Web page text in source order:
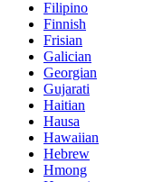
Filipino
Finnish
Frisian
Galician
Georgian
Gujarati
Haitian
Hausa
Hawaiian
Hebrew
Hmong